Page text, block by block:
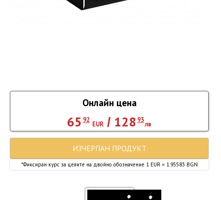
Онлайн цена
65 92
EUR / 128 93
лв
*Фиксиран курс за целите на двойно обозначение 1 EUR = 1.95583 BGN
ИЗЧЕРПАН ПРОДУКТ